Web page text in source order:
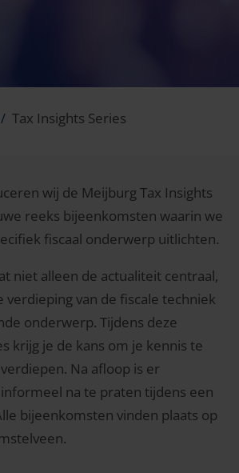
Tax Insights Series
wij de Meijburg Tax Insights
reeks bijeenkomsten waarin we
fiscaal onderwerp uitlichten.
niet alleen de actualiteit centraal,
verdieping van de fiscale techniek
onderwerp. Tijdens deze
krijg je de kans om je kennis te
Na afloop is er
na te praten tijdens een
bijeenkomsten vinden plaats op